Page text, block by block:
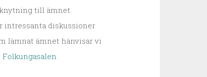
till ämnet.
intressanta diskussioner
lämnat ämnet hänvisar vi
Folkungasalen.